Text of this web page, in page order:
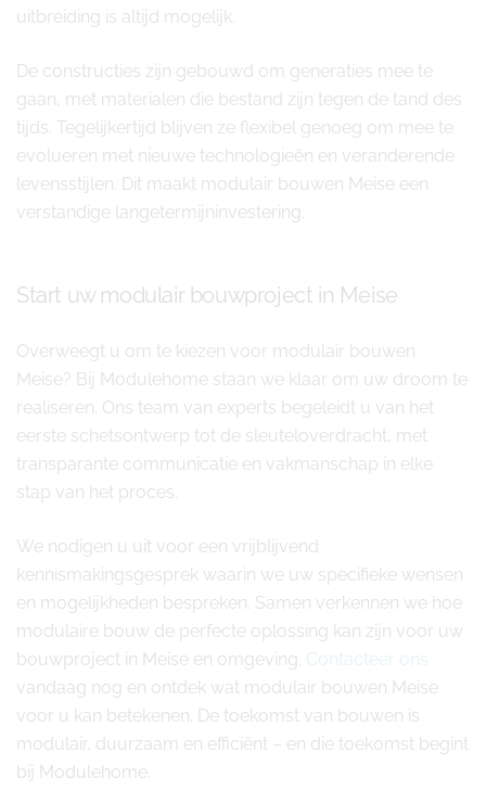
uitbreiding is altijd mogelijk.
De constructies zijn gebouwd om generaties mee te
gaan, met materialen die bestand zijn tegen de tand des
tijds. Tegelijkertijd blijven ze flexibel genoeg om mee te
evolueren met nieuwe technologieën en veranderende
levensstijlen. Dit maakt modulair bouwen Meise een
verstandige langetermijninvestering.
Start uw modulair bouwproject in Meise
Overweegt u om te kiezen voor modulair bouwen
Meise? Bij Modulehome staan we klaar om uw droom te
realiseren. Ons team van experts begeleidt u van het
eerste schetsontwerp tot de sleuteloverdracht, met
transparante communicatie en vakmanschap in elke
stap van het proces.
We nodigen u uit voor een vrijblijvend
kennismakingsgesprek waarin we uw specifieke wensen
en mogelijkheden bespreken. Samen verkennen we hoe
modulaire bouw de perfecte oplossing kan zijn voor uw
bouwproject in Meise en omgeving. Contacteer ons
vandaag nog en ontdek wat modulair bouwen Meise
voor u kan betekenen. De toekomst van bouwen is
modulair, duurzaam en efficiënt – en die toekomst begint
bij Modulehome.